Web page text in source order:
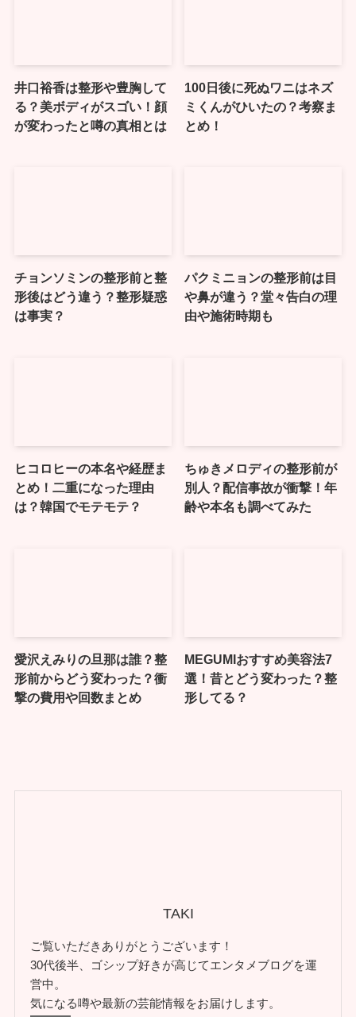
井口裕香は整形や豊胸して
る？美ボディがスゴい！顔
が変わったと噂の真相とは
100日後に死ぬワニはネズ
ミくんがひいたの？考察ま
とめ！
チョンソミンの整形前と整
形後はどう違う？整形疑惑
は事実？
パクミニョンの整形前は目
や鼻が違う？堂々告白の理
由や施術時期も
ヒコロヒーの本名や経歴ま
とめ！二重になった理由
は？韓国でモテモテ？
ちゅきメロディの整形前が
別人？配信事故が衝撃！年
齢や本名も調べてみた
愛沢えみりの旦那は誰？整
形前からどう変わった？衝
撃の費用や回数まとめ
MEGUMIおすすめ美容法7
選！昔とどう変わった？整
形してる？
TAKI
ご覧いただきありがとうございます！
30代後半、ゴシップ好きが高じてエンタメブログを運
営中。
気になる噂や最新の芸能情報をお届けします。